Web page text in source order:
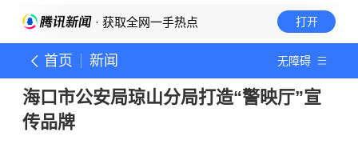
· 获取全网一手热点 打开
首页 新闻 无障碍
海口市公安局琼山分局打造“警映厅”宣
传品牌